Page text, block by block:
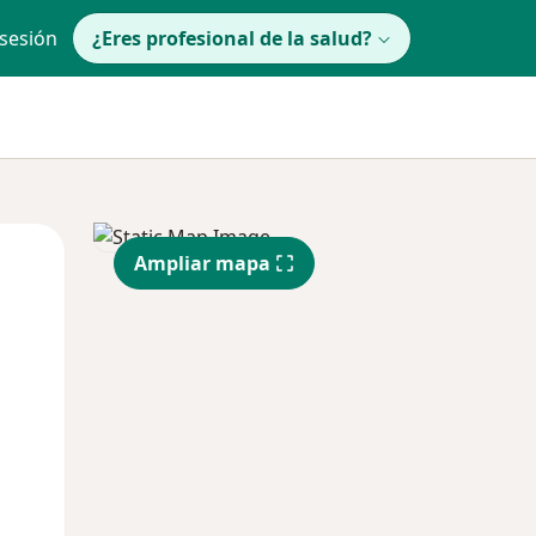
¿Eres profesional de la salud?
Mié
12 Ago
Jue
13 Ago
Ampliar mapa